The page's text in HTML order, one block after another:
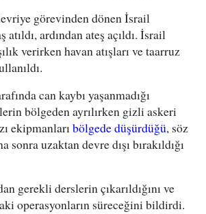
görevinden dönen İsrail
ardından ateş açıldı. İsrail
verirken havan atışları ve taarruz
can kaybı yaşanmadığı
bölgeden ayrılırken gizli askeri
ekipmanlarıbölgede düşürdüğü, söz
sonra uzaktan devre dışı bırakıldığı
gerekli derslerin çıkarıldığını ve
operasyonların süreceğini bildirdi.